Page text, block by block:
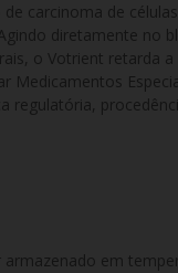
carcinoma de
diretamente no
o Votrient retarda
Medicamentos
regulatória,
em